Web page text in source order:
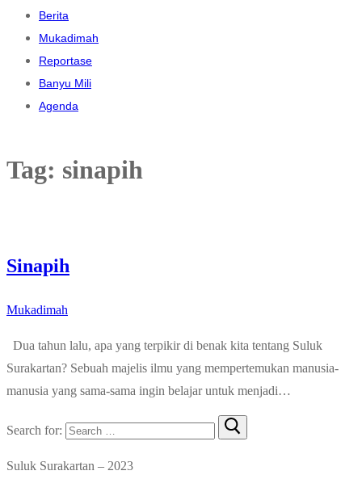
Berita
Mukadimah
Reportase
Banyu Mili
Agenda
Tag: sinapih
Sinapih
Mukadimah
Dua tahun lalu, apa yang terpikir di benak kita tentang Suluk
Surakartan? Sebuah majelis ilmu yang mempertemukan manusia-
manusia yang sama-sama ingin belajar untuk menjadi…
Search for:
Suluk Surakartan – 2023